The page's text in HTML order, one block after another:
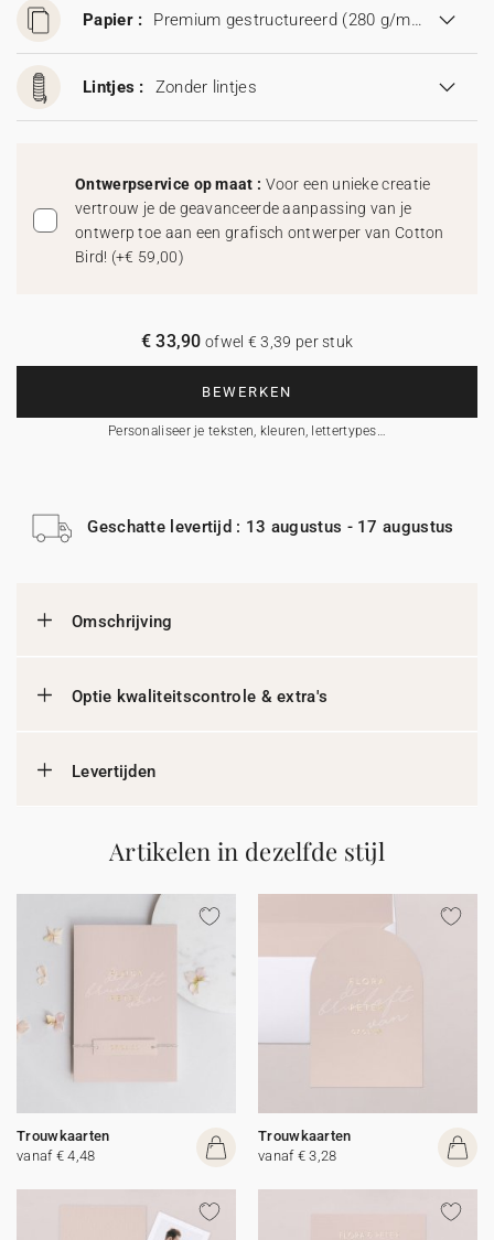
Papier : Premium gestructureerd (280 g/m²)
Lintjes : Zonder lintjes
Ontwerpservice op maat : Voor een unieke creatie
vertrouw je de geavanceerde aanpassing van je
ontwerp toe aan een grafisch ontwerper van Cotton
Bird! (+€ 59,00)
BEWERKEN
Personaliseer je teksten, kleuren, lettertypes…
€ 33,90 ofwel € 3,39 per stuk
Geschatte levertijd : 13 augustus - 17 augustus
Omschrijving
Optie kwaliteitscontrole & extra's
Levertijden
Artikelen in dezelfde stijl
Trouwkaarten
vanaf € 4,48
Trouwkaarten
vanaf € 3,28